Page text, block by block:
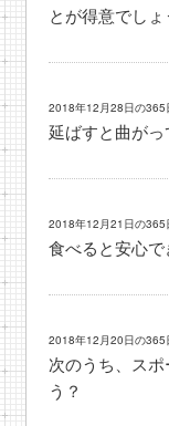
とが得意でしょ
2018年12月28日の365
延ばすと曲が
2018年12月21日の365
食べると安心
2018年12月20日の365
次のうち、ス
う？